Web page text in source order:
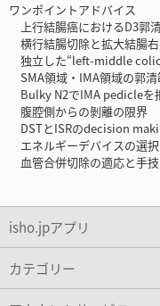
ワンポイントアドバイス
上行結腸癌におけるD3郭
横行結腸切除と拡大結腸
独立した“left-middle colic
SMA領域・IMA領域の郭清
Bulky N2でIMA pedicleを
腹腔側からの剝離の限界
DSTとISRのdecision
エネルギーデバイスの選
血管合併切除の適応と手技
isho.jpアプリ
カテゴリー